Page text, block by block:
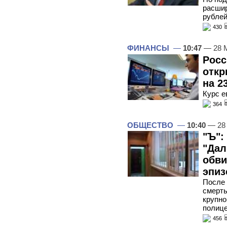
рублей
430
ФИНАНСЫ — 10:47 — 28
на
Курс
364
ОБЩЕСТВО — 10:40 — 28
"Ъ":
После
456